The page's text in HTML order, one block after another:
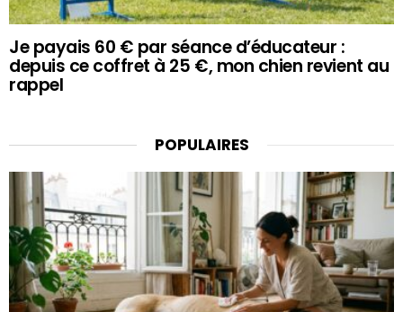
Je payais 60 € par séance d’éducateur :
depuis ce coffret à 25 €, mon chien revient au
rappel
POPULAIRES